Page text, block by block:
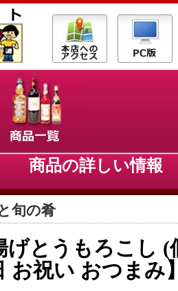
商品の詳しい情
旬の肴
げとうもろこし (
お祝い おつま